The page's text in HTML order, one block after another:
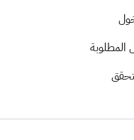
المطلوبة